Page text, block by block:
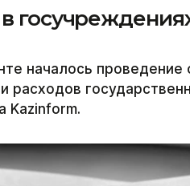
в
началось проведение
расходов
Kazinform.